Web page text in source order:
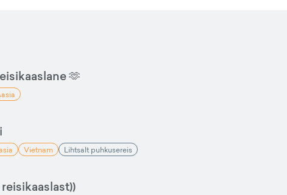
🫶
Vietnam Lihtsalt puhkusereis